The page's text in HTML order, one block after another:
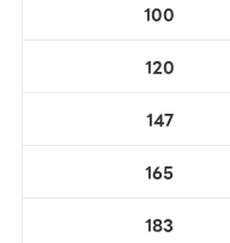
100
120
147
165
183